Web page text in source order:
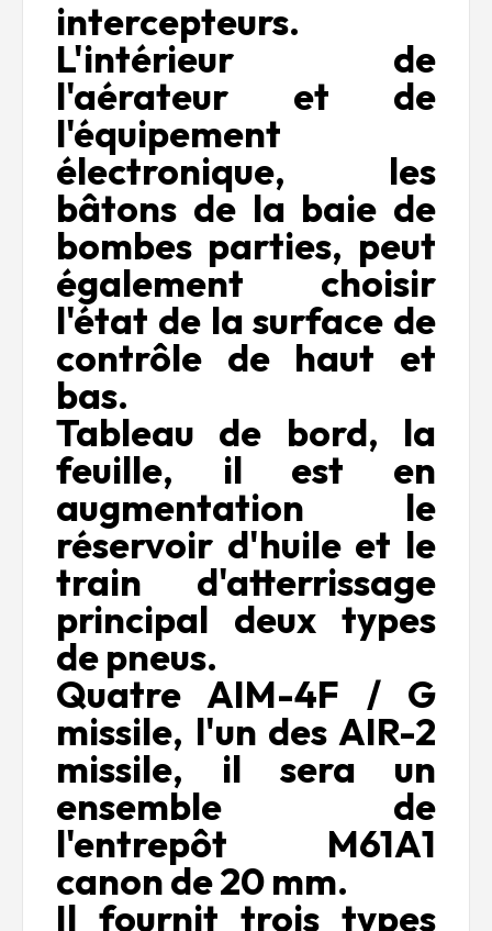
intercepteurs.
L'intérieur de
l'aérateur et de
l'équipement
électronique, les
bâtons de la baie de
bombes parties, peut
également choisir
l'état de la surface de
contrôle de haut et
bas.
Tableau de bord, la
feuille, il est en
augmentation le
réservoir d'huile et le
train d'atterrissage
principal deux types
de pneus.
Quatre AIM-4F / G
missile, l'un des AIR-2
missile, il sera un
ensemble de
l'entrepôt M61A1
canon de 20 mm.
Il fournit trois types